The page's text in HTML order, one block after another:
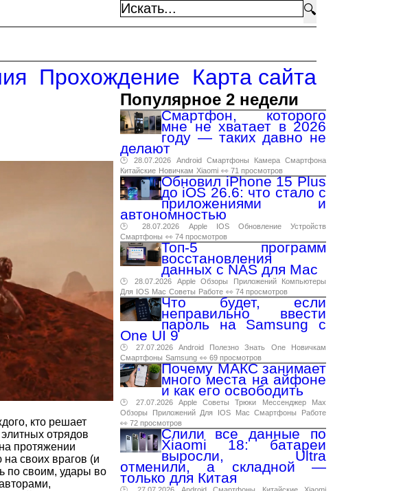
🔍
Прохождение Карта сайта
кто решает
отрядов
протяжении
своих врагов (и
по своим, удары во
Популярное 2 недели
Смартфон, которого
мне не хватает в 2026
году — таких давно не
делают
🕑 28.07.2026 Android Смартфоны Камера Смартфона
Китайские Новичкам Xiaomi 👀 71 просмотров
Обновил iPhone 15 Plus
до iOS 26.6: что стало с
приложениями и
автономностью
🕑 28.07.2026 Apple IOS Обновление
Устройств
Смартфоны 👀 74 просмотров
Топ-5 программ
восстановления
данных с NAS для Mac
🕑 28.07.2026 Apple Обзоры Приложений
Компьютеры
Для IOS Mac Советы Работе 👀 74 просмотров
Что будет, если
неправильно ввести
пароль на Samsung с
One UI 9
🕑 27.07.2026 Android Полезно Знать One
Новичкам
Смартфоны Samsung 👀 69 просмотров
Почему МАКС занимает
много места на айфоне
и как его освободить
🕑 27.07.2026 Apple Советы Трюки Мессенджер
Max
Обзоры
Приложений Для IOS Mac Смартфоны
Работе
👀 72 просмотров
Слили все данные по
Xiaomi 18: батареи
выросли, Ultra
отменили, а складной —
только для Китая